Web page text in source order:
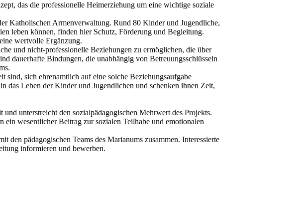
das die professionelle Heimerziehung um eine wichtige soziale
Katholischen Armenverwaltung. Rund 80 Kinder und Jugendliche,
leben können, finden hier Schutz, Förderung und Begleitung.
wertvolle Ergänzung.
und nicht-professionelle Beziehungen zu ermöglichen, die über
dauerhafte Bindungen, die unabhängig von Betreuungsschlüsseln
sich ehrenamtlich auf eine solche Beziehungsaufgabe
das Leben der Kinder und Jugendlichen und schenken ihnen Zeit,
unterstreicht den sozialpädagogischen Mehrwert des Projekts.
wesentlicher Beitrag zur sozialen Teilhabe und emotionalen
den pädagogischen Teams des Marianums zusammen. Interessierte
informieren und bewerben.